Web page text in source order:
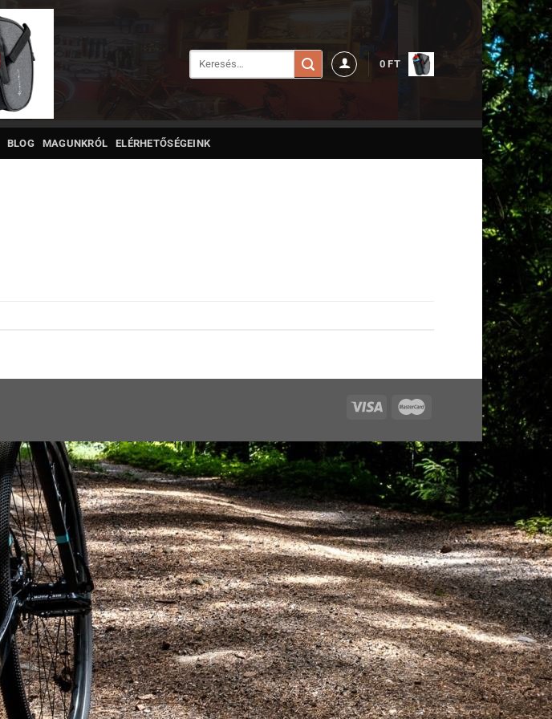
0FT
BLOG MAGUNKRÓL ELÉRHETŐSÉGEINK